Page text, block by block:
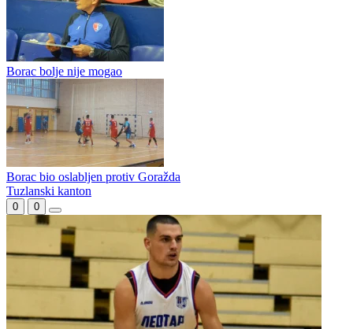
Bižić spustio rampu: Derventa nadigrala Goražde
Kreću rukometaši
Borac bolje nije mogao